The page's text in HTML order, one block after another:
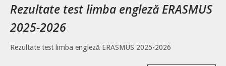
Rezultate test limba engleză ERASMUS
2025-2026
Rezultate test limba engleză ERASMUS 2025-2026